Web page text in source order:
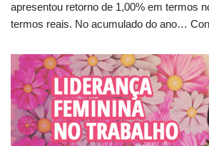
apresentou retorno de 1,00% em termos
termos reais. No acumulado do ano…